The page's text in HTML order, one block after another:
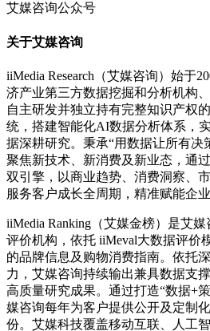
艾媒咨询公众号
关于艾媒咨询
iiMedia Research（艾媒咨询）始于
济产业第三方数据挖掘和分析机构
自主研发并独立持有完整知识产权
统，搭建智能化AI数据分析体系，
据深耕研究。秉承“用数据让所有决
聚焦新技术、新消费及新业态，通
双引擎，以商业趋势、消费洞察、
服务客户成长全周期，精准赋能企
iiMedia Ranking（艾媒金榜）是艾
评价机构，依托 iiMeval大数据评价
的品牌信息及购物消费指南。依托
力，艾媒咨询持续输出兼具数据支
高质量研究成果。通过打造“数据+
媒咨询每年为客户提供公开及定制
份。艾媒科技覆盖移动互联、人工